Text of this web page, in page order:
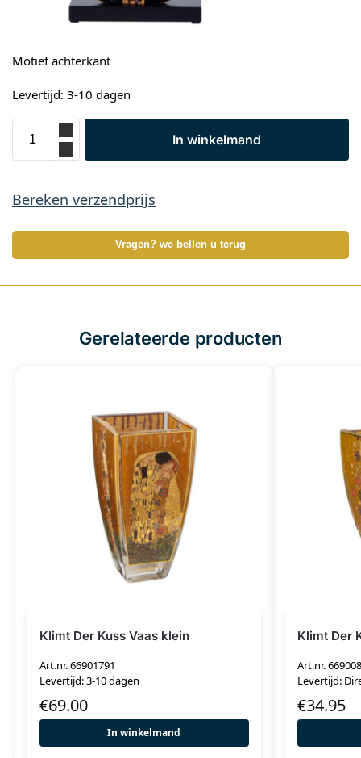
Motief achterkant
Levertijd: 3-10 dagen
In winkelmand
Bereken verzendprijs
Vragen? we bellen u terug
Gerelateerde producten
Klimt Der Kuss Vaas klein
Art.nr. 66901791
Levertijd: 3-10 dagen
€69.00
In winkelmand
Klimt Der
Art.nr.
Levertijd:
€34.95